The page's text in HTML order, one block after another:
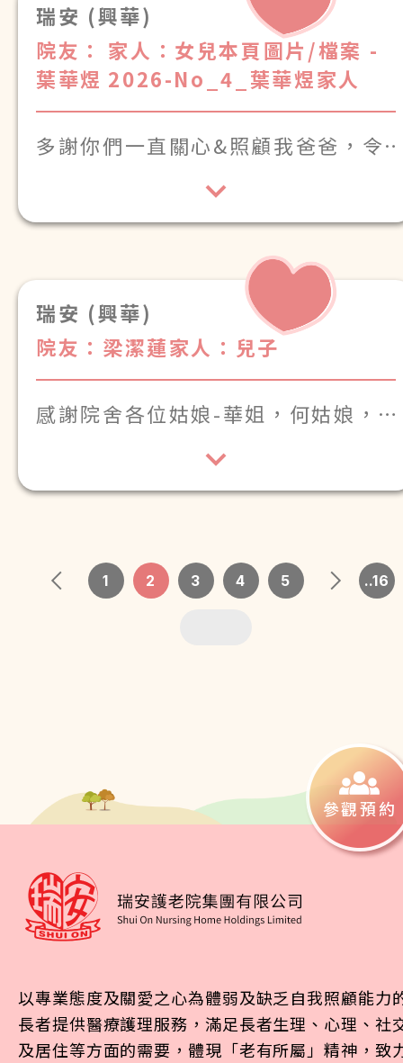
瑞安 (興華)
院友：
葉華煜
家人：女兒本頁圖片/檔案 -
2026-No_4_葉華煜家人
多謝你們一直關心&照顧我爸爸，令
佢每日都開心快樂！
感激你們的努力付出，期望以後都可
以保持這份照顧，令我爸爸開心過每
瑞安 (興華)
院友：梁潔蓮家人：兒子
感謝院舍各位姑娘-華姐，何姑娘，
翠姑娘，嚴姑娘，金姑娘及各位姑
娘，無言感激，令到母親有一個照顧
1 2 3 4 5 ..16
參觀預約
以專業態度及關愛之心為體弱及缺乏自我照顧能力
長者提供醫療護理服務，滿足長者生理、心理、社
及居住等方面的需要，體現「老有所屬」精神，致